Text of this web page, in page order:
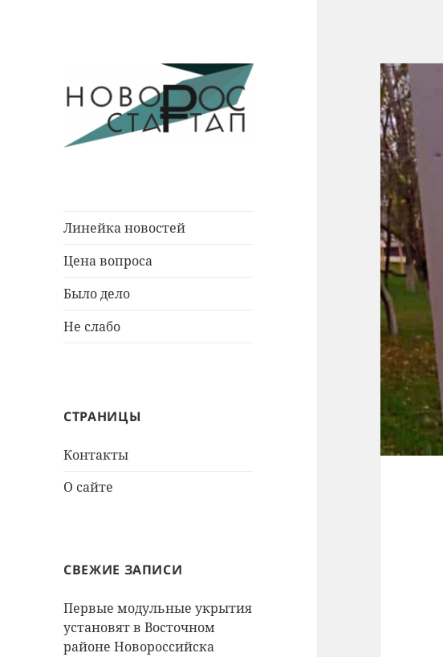
Линейка новостей
Цена вопроса
Было дело
Не слабо
СТРАНИЦЫ
Контакты
О сайте
СВЕЖИЕ ЗАПИСИ
Первые модульные укрытия
установят в Восточном
районе Новороссийска